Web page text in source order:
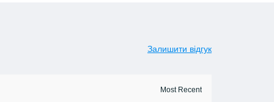
Залишити відгук